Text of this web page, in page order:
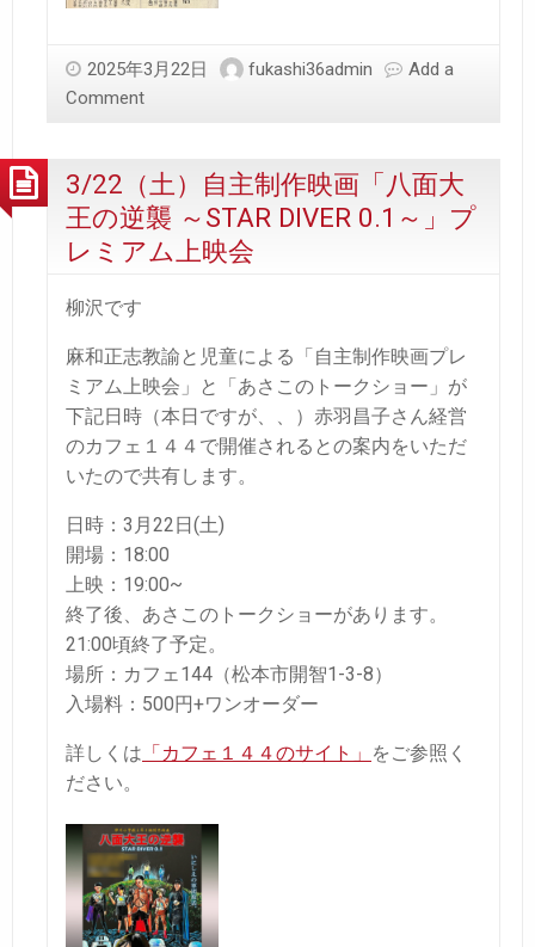
2025年3月22日 fukashi36admin
Add a
Comment
3/22（土）自主制作映画「八面大
王の逆襲 ～STAR DIVER 0.1～」プ
レミアム上映会
柳沢です
麻和正志教諭と児童による「自主制作映画プレ
ミアム上映会」と「あさこのトークショー」が
下記日時（本日ですが、、）赤羽昌子さん経営
のカフェ１４４で開催されるとの案内をいただ
いたので共有します。
日時：3月22日(土)
開場：18:00
上映：19:00~
終了後、あさこのトークショーがあります。
21:00頃終了予定。
場所：カフェ144（松本市開智1-3-8）
入場料：500円+ワンオーダー
詳しくは 「カフェ１４４のサイト」 をご参照く
ださい。